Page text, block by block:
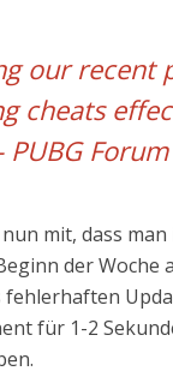
our recent
cheats
PUBG Forum
mit, dass
der
für 1-2